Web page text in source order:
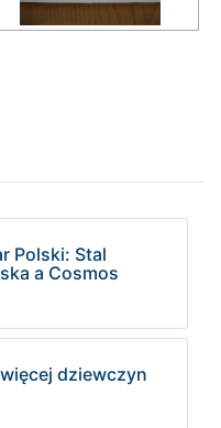
Polski: Stal
a Cosmos
dziewczyn